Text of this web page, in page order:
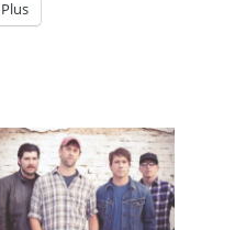
Plus